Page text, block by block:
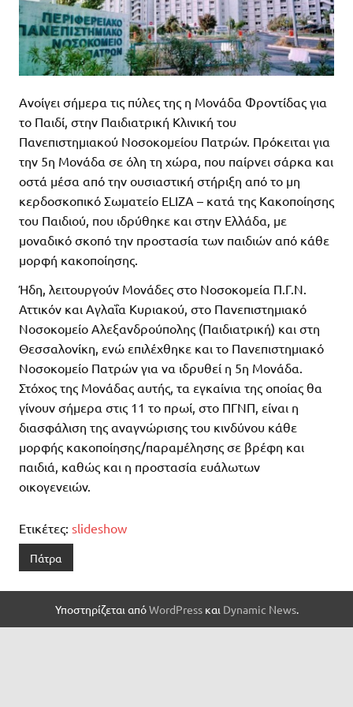
Ανοίγει σήμερα τις πύλες της η Μονάδα Φροντίδας για
το Παιδί, στην Παιδιατρική Κλινική του
Πανεπιστημιακού Νοσοκομείου Πατρών. Πρόκειται για
την 5η Μονάδα σε όλη τη χώρα, που παίρνει σάρκα και
οστά μέσα από την ουσιαστική στήριξη από το μη
κερδοσκοπικό Σωματείο ELIZΑ – κατά της Κακοποίησης
του Παιδιού, που ιδρύθηκε και στην Ελλάδα, με
μοναδικό σκοπό την προστασία των παιδιών από κάθε
μορφή κακοποίησης.
Ήδη, λειτουργούν Μονάδες στο Νοσοκομεία Π.Γ.Ν.
Αττικόν και Αγλαΐα Κυριακού, στο Πανεπιστημιακό
Νοσοκομείο Αλεξανδρούπολης (Παιδιατρική) και στη
Θεσσαλονίκη, ενώ επιλέχθηκε και το Πανεπιστημιακό
Νοσοκομείο Πατρών για να ιδρυθεί η 5η Μονάδα.
Στόχος της Μονάδας αυτής, τα εγκαίνια της οποίας θα
γίνουν σήμερα στις 11 το πρωί, στο ΠΓΝΠ, είναι η
διασφάλιση της αναγνώρισης του κινδύνου κάθε
μορφής κακοποίησης/παραμέλησης σε βρέφη και
παιδιά, καθώς και η προστασία ευάλωτων
οικογενειών.
Ετικέτες: slideshow
Πάτρα
Υποστηρίζεται απόWordPressκαι Dynamic News.